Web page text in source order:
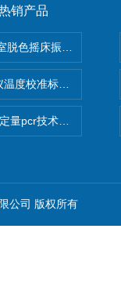
销产品
脱色摇床振荡器
温度校准标定设备
量pcr技术定制化服务
公司 版权所有